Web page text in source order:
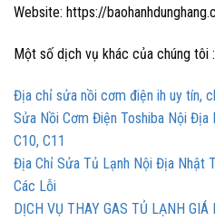
Website: https://
Một số dịch vụ khác của chúng tôi :
Địa chỉ sửa nồi cơm điện ih uy tín,
Sửa Nồi Cơm Điện Toshiba Nội Địa
C10, C11
Địa Chỉ Sửa Tủ Lạnh Nội Địa Nhật
Các Lỗi
DỊCH VỤ THAY GAS TỦ LẠNH GIÁ